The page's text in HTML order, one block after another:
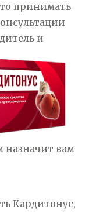
принимать
и
назначит вам
Кардитонус,